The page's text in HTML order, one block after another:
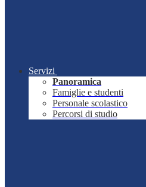
Servizi
Panoramica
Famiglie e studenti
Personale scolastico
Percorsi di studio